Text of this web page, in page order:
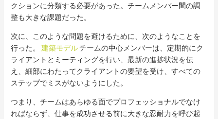
クションに分類する必要があった。チームメンバー間の調
整も大きな課題だった。
次に、このような問題を避けるために、次のようなことを
行った。建築モデルチームの中心メンバーは、定期的にク
ライアントとミーティングを行い、最新の進捗状況を伝
え、細部にわたってクライアントの要望を受け、すべての
ステップでミスがないようにした。
つまり、チームはあらゆる面でプロフェッショナルでなけ
ればならず、仕事を成功させる前に大きな忍耐力を呼び起